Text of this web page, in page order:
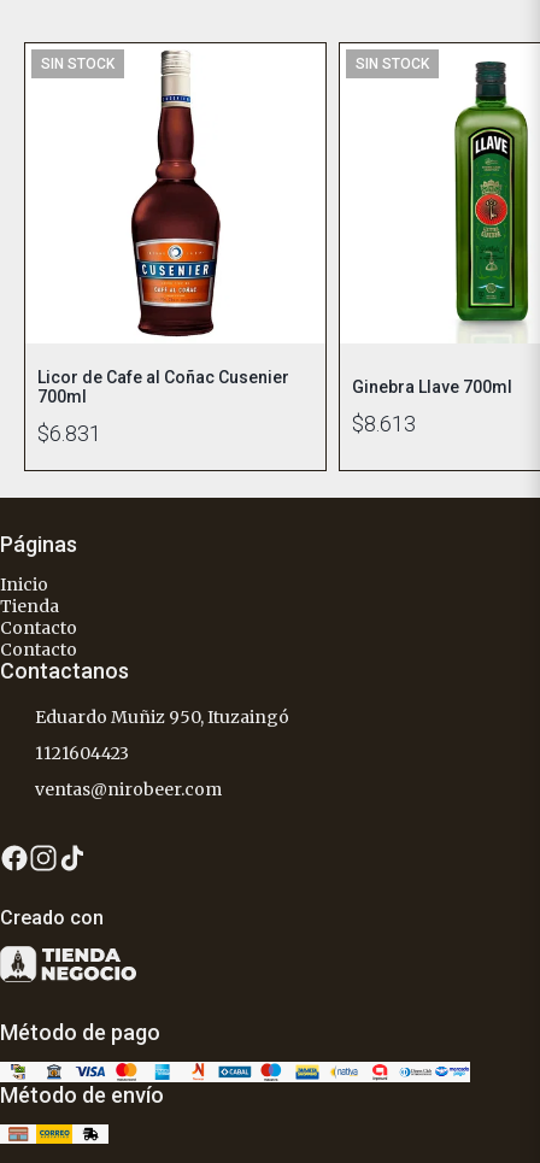
SIN STOCK
Licor de Cafe al Coñac Cusenier
700ml
$6.831
SIN STOCK
Ginebra Llave 700ml
$8.613
Páginas
Inicio
Tienda
Contacto
Contacto
Contactanos
Eduardo Muñiz 950, Ituzaingó
1121604423
ventas@nirobeer.com
Creado con
Método de pago
Método de envío